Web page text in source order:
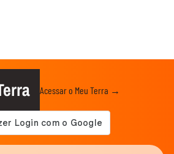
Acessar o Meu Terra →